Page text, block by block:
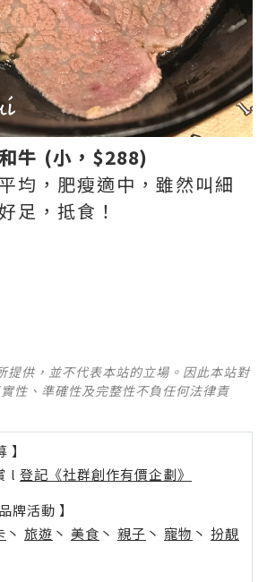
牛 (小，$288)
均，肥瘦適中，雖然叫細
足，抵食！
提供，並不代表本站的立場。因此本站對
性、準確性及完整性不負任何法律責
】
l 登記《社群創作有價企劃》
牌活動 】
丶 旅遊 丶 美食 丶 親子 丶 寵物 丶 扮靚